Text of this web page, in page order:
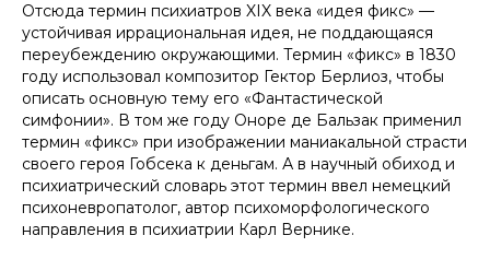
Отсюда термин психиатров XIX века «идея фикс» —
устойчивая иррациональная идея, не поддающаяся
переубеждению окружающими. Термин «фикс» в 1830
году использовал композитор Гектор Берлиоз, чтобы
описать основную тему его «Фантастической
симфонии». В том же году Оноре де Бальзак применил
термин «фикс» при изображении маниакальной страсти
своего героя Гобсека к деньгам. А в научный обиход и
психиатрический словарь этот термин ввел немецкий
психоневропатолог, автор психоморфологического
направления в психиатрии Карл Вернике.